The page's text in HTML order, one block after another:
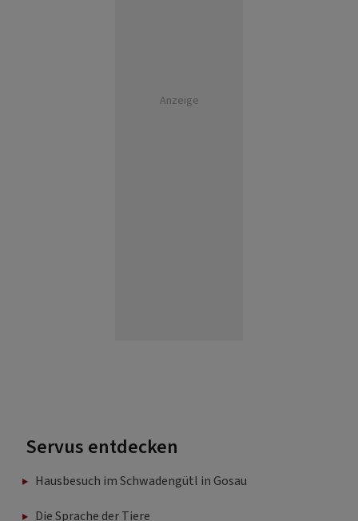
Anzeige
Servus entdecken
Hausbesuch im Schwadengütl in Gosau
Die Sprache der Tiere